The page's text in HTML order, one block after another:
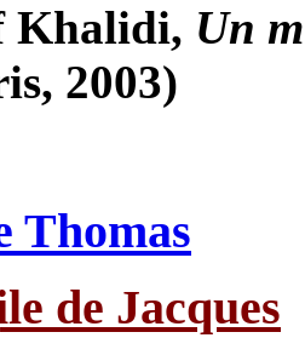
Khalidi, Un
2003)
Thomas
de Jacques